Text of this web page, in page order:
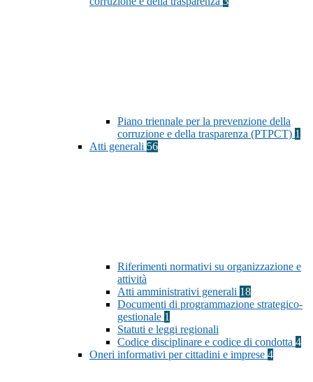
Piano triennale per la prevenzione della
corruzione e della trasparenza (PTPCT) 1
Atti generali 56
Riferimenti normativi su organizzazione e
attività
Atti amministrativi generali 18
Documenti di programmazione strategico-
gestionale 1
Statuti e leggi regionali
Codice disciplinare e codice di condotta 4
Oneri informativi per cittadini e imprese 4